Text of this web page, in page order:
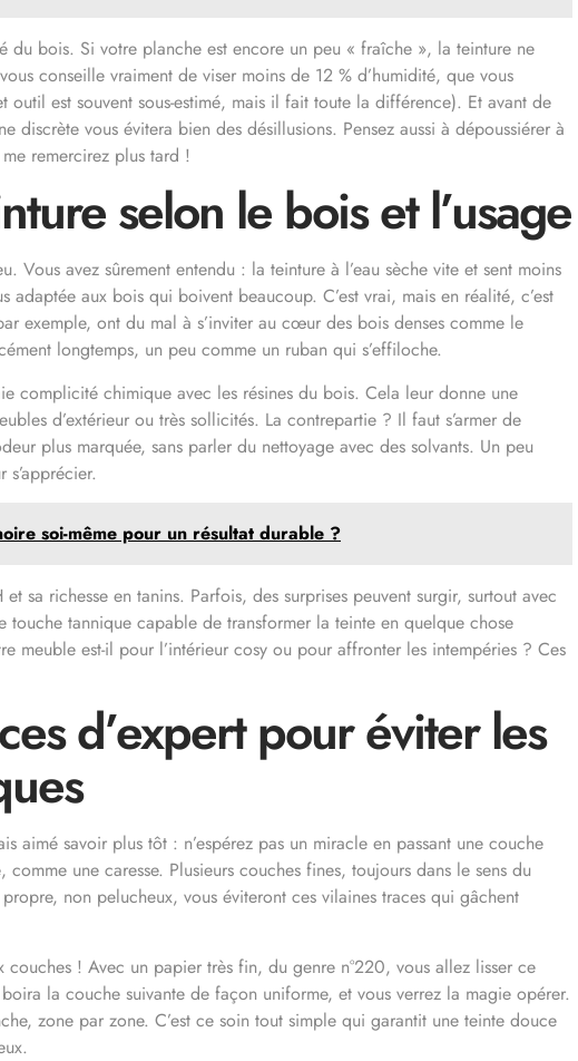
du bois. Si votre planche est encore un peu « fraîche », la teinture ne
conseille vraiment de viser moins de 12 % d’humidité, que vous
est souvent sous-estimé, mais il fait toute la différence). Et avant de
discrète vous évitera bien des désillusions. Pensez aussi à dépoussiérer à
remercirez plus tard !
selon le bois et l’usage
Vous avez sûrement entendu : la teinture à l’eau sèche vite et sent moins
aux bois qui boivent beaucoup. C’est vrai, mais en réalité, c’est
exemple, ont du mal à s’inviter au cœur des bois denses comme le
longtemps, un peu comme un ruban qui s’effiloche.
complicité chimique avec les résines du bois. Cela leur donne une
d’extérieur ou très sollicités. La contrepartie ? Il faut s’armer de
plus marquée, sans parler du nettoyage avec des solvants. Un peu
soi-même pour un résultat durable ?
sa richesse en tanins. Parfois, des surprises peuvent surgir, surtout avec
tannique capable de transformer la teinte en quelque chose
meuble est-il pour l’intérieur cosy ou pour affronter les intempéries ? Ces
d’expert pour éviter les
aimé savoir plus tôt : n’espérez pas un miracle en passant une couche
une caresse. Plusieurs couches fines, toujours dans le sens du
non pelucheux, vous éviteront ces vilaines traces qui gâchent
couches ! Avec un papier très fin, du genre n°220, vous allez lisser ce
la couche suivante de façon uniforme, et vous verrez la magie opérer.
zone par zone. C’est ce soin tout simple qui garantit une teinte douce